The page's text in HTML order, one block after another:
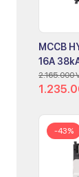
MCCB
16A
2.165.000
-43%